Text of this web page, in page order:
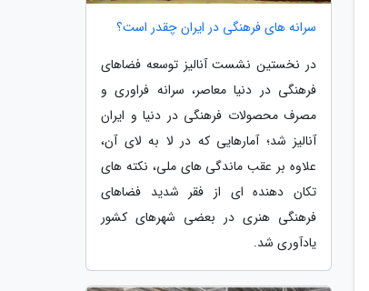
سرانه های فرهنگی در ایران چقدر است؟
در نخستین نشست آنالیز توسعه فضاهای
فرهنگی در دنیا معاصر، سرانه فراوری و
مصرف محصولات فرهنگی در دنیا و ایران
آنالیز شد؛ آمارهایی که در لا به لای آن،
علاوه بر عقب ماندگی های ملی، نکته های
تکان دهنده ای از فقر شدید فضاهای
فرهنگی هنری در بعضی شهرهای کشور
یادآوری شد.